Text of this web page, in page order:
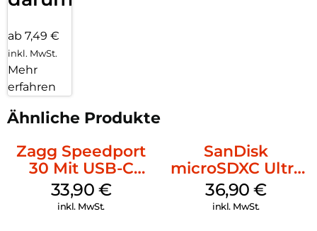
ab 7,49 €
inkl. MwSt.
Mehr
erfahren
Ähnliche Produkte
Zagg Speedport
30 Mit USB-C
Kabel Weiß
33,90 €
inkl. MwSt.
SanDisk
microSDXC Ultra
128 GB + Adapter
Mobile
36,90€
inkl. MwSt.